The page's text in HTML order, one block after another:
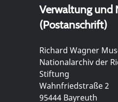
Verwaltung und
(Postanschrift)
Richard Wagner
Nationalarchiv der
Stiftung
Wahnfriedstraße 2
95444 Bayreuth